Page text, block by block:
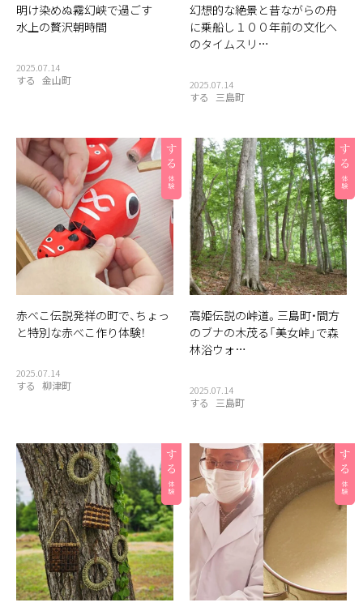
明け染めぬ霧幻峡で過ごす
水上の贅沢朝時間
2025.07.14
する 金山町
幻想的な絶景と昔ながらの舟
に乗船し１００年前の文化へ
のタイムスリ…
2025.07.14
する 三島町
赤べこ伝説発祥の町で、ちょっ
と特別な赤べこ作り体験！
2025.07.14
する 柳津町
高姫伝説の峠道。三島町・間方
のブナの木茂る「美女峠」で森
林浴ウォ…
2025.07.14
する 三島町